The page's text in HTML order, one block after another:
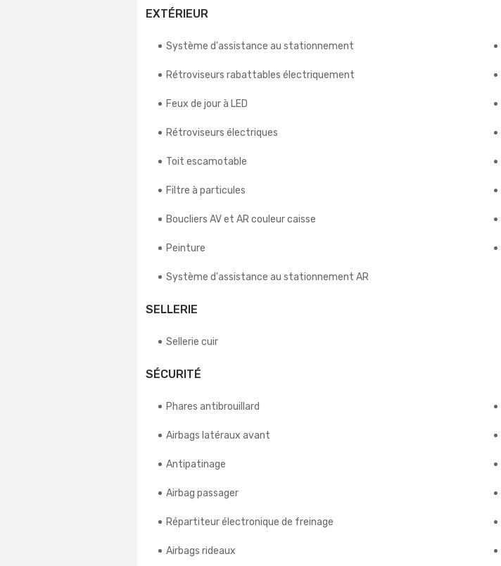
EXTÉRIEUR
Système d'assistance au stationnement
Rétroviseurs rabattables électriquement
Feux de jour à LED
Rétroviseurs électriques
Toit escamotable
Filtre à particules
Boucliers AV et AR couleur caisse
Peinture
Système d'assistance au stationnement AR
SELLERIE
Sellerie cuir
SÉCURITÉ
Phares antibrouillard
Airbags latéraux avant
Antipatinage
Airbag passager
Répartiteur électronique de freinage
Airbags rideaux